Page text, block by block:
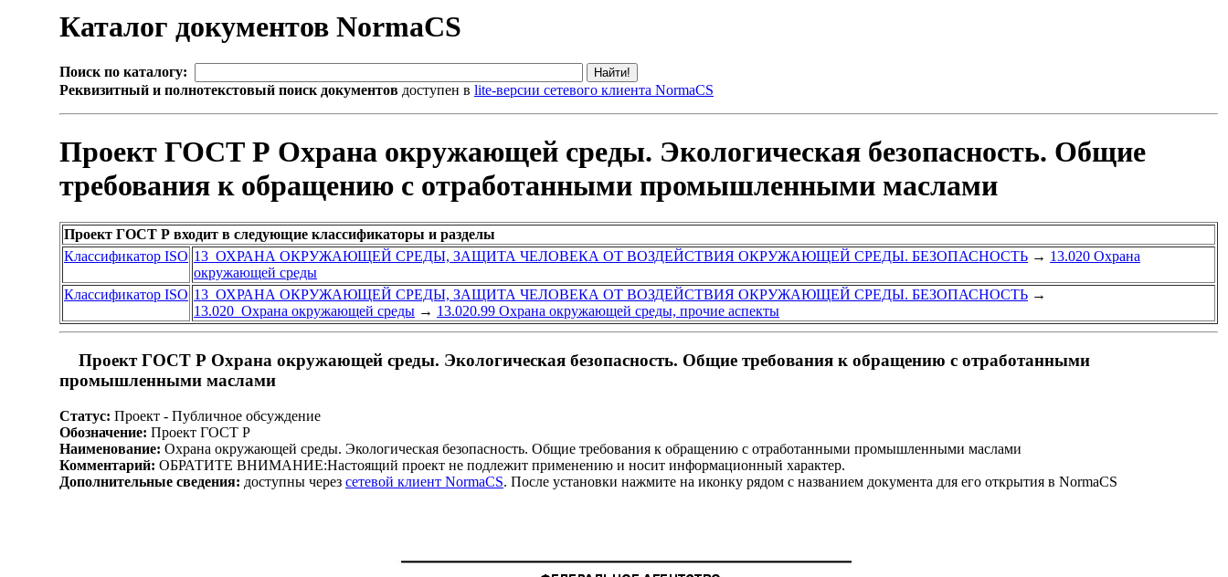
Каталог документов NormaCS
Поиск по каталогу:
Реквизитный и полнотекстовый поиск документов доступен в lite-версии сетевого клиента NormaCS
Проект ГОСТ Р Охрана окружающей среды. Экологическая безопасность. Общие
требования к обращению с отработанными промышленными маслами
Проект ГОСТ Р входит в следующие классификаторы и разделы
Классификатор ISO 13 ОХРАНА ОКРУЖАЮЩЕЙ СРЕДЫ, ЗАЩИТА ЧЕЛОВЕКА ОТ ВОЗДЕЙСТВИЯ ОКРУЖАЮЩЕЙ СРЕДЫ. БЕЗОПАСНОСТЬ → 13.020 Охрана
окружающей среды
Классификатор ISO 13 ОХРАНА ОКРУЖАЮЩЕЙ СРЕДЫ, ЗАЩИТА ЧЕЛОВЕКА ОТ ВОЗДЕЙСТВИЯ ОКРУЖАЮЩЕЙ СРЕДЫ. БЕЗОПАСНОСТЬ →
13.020 Охрана окружающей среды → 13.020.99 Охрана окружающей среды, прочие аспекты
Проект ГОСТ Р Охрана окружающей среды. Экологическая безопасность. Общие требования к обращению с отработанными
промышленными маслами
Статус: Проект - Публичное обсуждение
Обозначение: Проект ГОСТ Р
Наименование: Охрана окружающей среды. Экологическая безопасность. Общие требования к обращению с отработанными промышленными маслами
Комментарий: ОБРАТИТЕ ВНИМАНИЕ:Настоящий проект не подлежит применению и носит информационный характер.
Дополнительные сведения: доступны через сетевой клиент NormaCS. После установки нажмите на иконку рядом с названием документа для его открытия в NormaCS